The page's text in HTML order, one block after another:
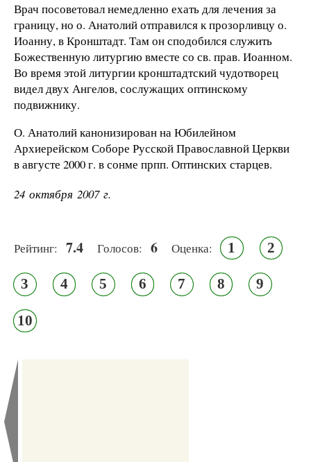
Врач посоветовал немедленно ехать для лечения за
границу, но о. Анатолий отправился к прозорливцу о.
Иоанну, в Кронштадт. Там он сподобился служить
Божественную литургию вместе со св. прав. Иоанном.
Во время этой литургии кронштадтский чудотворец
видел двух Ангелов, сослужащих оптинскому
подвижнику.
О. Анатолий канонизирован на Юбилейном
Архиерейском Соборе Русской Православной Церкви
в августе 2000 г. в сонме прпп. Оптинских старцев.
24 октября 2007 г.
Рейтинг: 7.4 Голосов: 6 Оценка: 1 2
3 4 5 6 7 8 9
10